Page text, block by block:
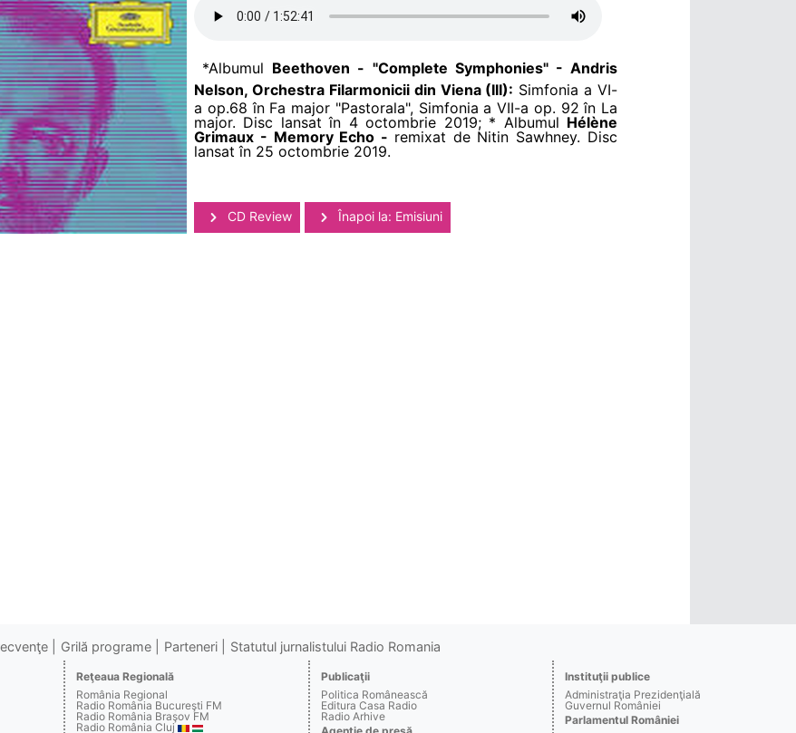
*Albumul Beethoven - "Complete Symphonies" - Andris
Nelson, Orchestra Filarmonicii din Viena (III): Simfonia a VI-
a op.68 în Fa major "Pastorala", Simfonia a VII-a op. 92 în La
major. Disc lansat în 4 octombrie 2019; * Albumul Hélène
Grimaux - Memory Echo - remixat de Nitin Sawhney. Disc
lansat în 25 octombrie 2019.
CD Review Înapoi la: Emisiuni
Grilă programe Parteneri Statutul jurnalistului Radio Romania
Reţeaua Regională
România Regional
Radio România Bucureşti FM
Radio România Braşov FM
Radio România Cluj
Publicaţii
Politica Românească
Editura Casa Radio
Radio Arhive
Instituţii publice
Administraţia Prezidenţială
Guvernul României
Parlamentul României